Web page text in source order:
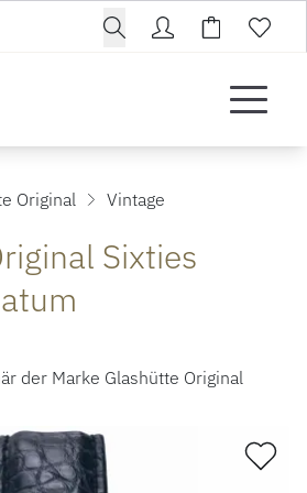
Original Vintage
Sixties
der Marke Glashütte Original